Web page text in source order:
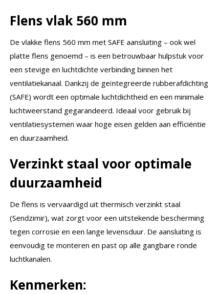
Flens vlak 560 mm
De vlakke flens 560 mm met SAFE aansluiting – ook wel
platte flens genoemd – is een betrouwbaar hulpstuk voor
een stevige en luchtdichte verbinding binnen het
ventilatiekanaal. Dankzij de geïntegreerde rubberafdichting
(SAFE) wordt een optimale luchtdichtheid en een minimale
luchtweerstand gegarandeerd. Ideaal voor gebruik bij
ventilatiesystemen waar hoge eisen gelden aan efficiëntie
en duurzaamheid.
Verzinkt staal voor optimale
duurzaamheid
De flens is vervaardigd uit thermisch verzinkt staal
(Sendzimir), wat zorgt voor een uitstekende bescherming
tegen corrosie en een lange levensduur. De aansluiting is
eenvoudig te monteren en past op alle gangbare ronde
luchtkanalen.
Kenmerken: